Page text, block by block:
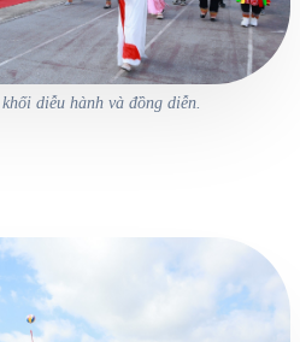
diễu hành và đồng diễn.